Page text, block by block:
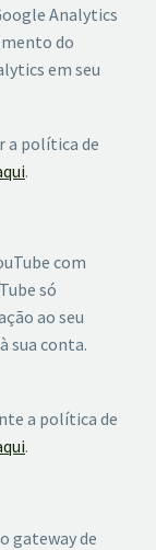
Analytics
do
em seu
a política de
.
com
só
ao seu
sua conta.
a política de
.
gateway de